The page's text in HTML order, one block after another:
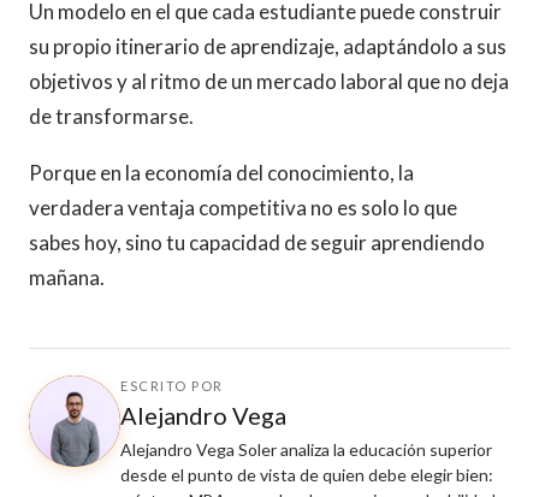
Un modelo en el que cada estudiante puede construir
su propio itinerario de aprendizaje, adaptándolo a sus
objetivos y al ritmo de un mercado laboral que no deja
de transformarse.
Porque en la economía del conocimiento, la
verdadera ventaja competitiva no es solo lo que
sabes hoy, sino tu capacidad de seguir aprendiendo
mañana.
ESCRITO POR
Alejandro Vega
Alejandro Vega Soler analiza la educación superior
desde el punto de vista de quien debe elegir bien: